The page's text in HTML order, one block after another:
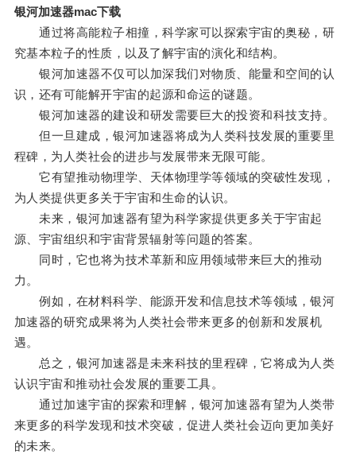
银河加速器mac下载
通过将高能粒子相撞，科学家可以探索宇宙的奥秘，研
究基本粒子的性质，以及了解宇宙的演化和结构。
银河加速器不仅可以加深我们对物质、能量和空间的认
识，还有可能解开宇宙的起源和命运的谜题。
银河加速器的建设和研发需要巨大的投资和科技支持。
但一旦建成，银河加速器将成为人类科技发展的重要里
程碑，为人类社会的进步与发展带来无限可能。
它有望推动物理学、天体物理学等领域的突破性发现，
为人类提供更多关于宇宙和生命的认识。
未来，银河加速器有望为科学家提供更多关于宇宙起
源、宇宙组织和宇宙背景辐射等问题的答案。
同时，它也将为技术革新和应用领域带来巨大的推动
力。
例如，在材料科学、能源开发和信息技术等领域，银河
加速器的研究成果将为人类社会带来更多的创新和发展机
遇。
总之，银河加速器是未来科技的里程碑，它将成为人类
认识宇宙和推动社会发展的重要工具。
通过加速宇宙的探索和理解，银河加速器有望为人类带
来更多的科学发现和技术突破，促进人类社会迈向更加美好
的未来。